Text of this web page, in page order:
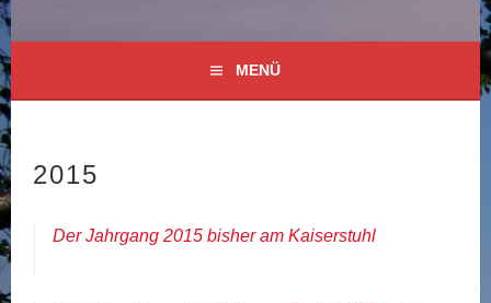
MENÜ
2015
Der Jahrgang 2015 bisher am Kaiserstuhl